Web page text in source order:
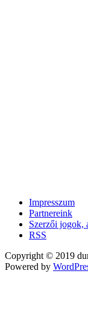
Impresszum
Partnereink
Szerzői jogok,
RSS
Copyright © 2019
Powered by